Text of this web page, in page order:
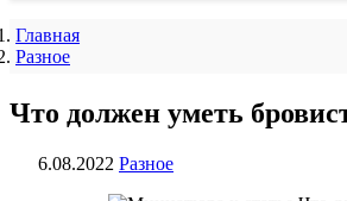
Главная
Разное
Что должен уметь
6.08.2022 Разное